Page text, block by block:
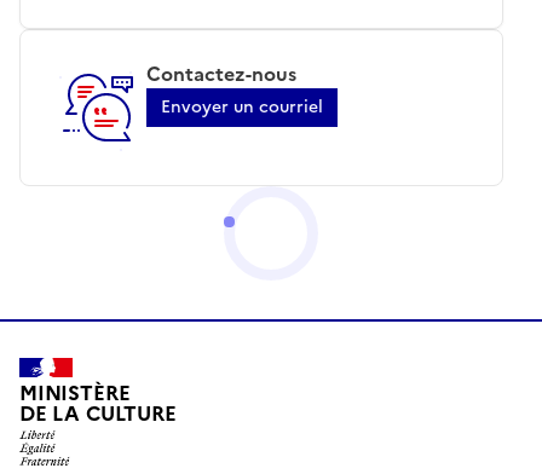
Contactez-nous
Envoyer un courriel
MINISTÈRE
DE LA CULTURE